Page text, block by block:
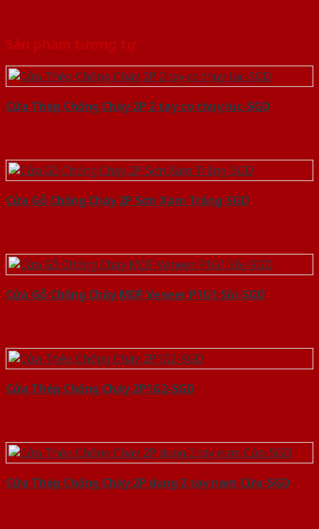
Sản phẩm tương tự
Cửa Thép Chống Cháy 2P 2 tay co thuy luc-SGD
Cửa Gỗ Chống Cháy 2P Sơn Xám Trắng-SGD
Cửa Gỗ Chống Cháy MDF Veneer P1G1 Sồi-SGD
Cửa Thép Chống Cháy 2P1G2-SGD
Cửa Thép Chống Cháy 2P dung 2 tay nam Cửa-SGD